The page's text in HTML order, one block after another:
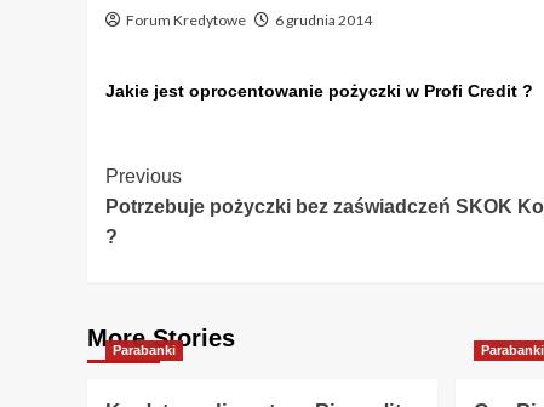
Forum Kredytowe 6 grudnia 2014
Jakie jest oprocentowanie pożyczki w Profi Credit ?
Post
Navigation
Previous
Potrzebuje pożyczki bez zaświadczeń SKOK
?
More Stories
Parabanki Parabanki